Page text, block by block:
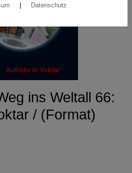
ins Weltall 66:
/ (Format)
Datenschutz